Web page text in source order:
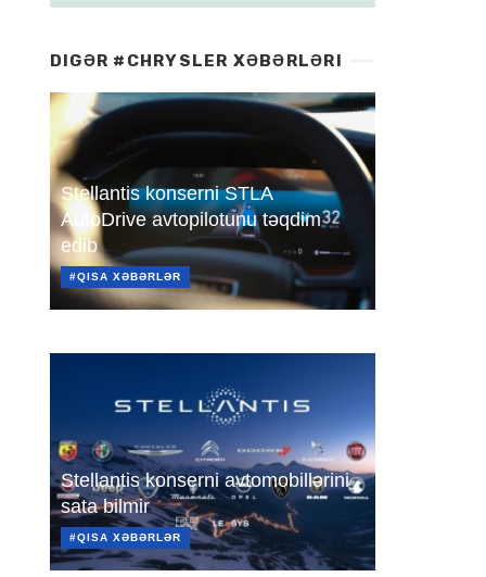
DIGƏR #CHRYSLER XƏBƏRLƏRI
Stellantis konserni STLA
AutoDrive avtopilotunu təqdim
edib
#QISA XƏBƏRLƏR
Stellantis konserni avtomobillərini
sata bilmir
#QISA XƏBƏRLƏR